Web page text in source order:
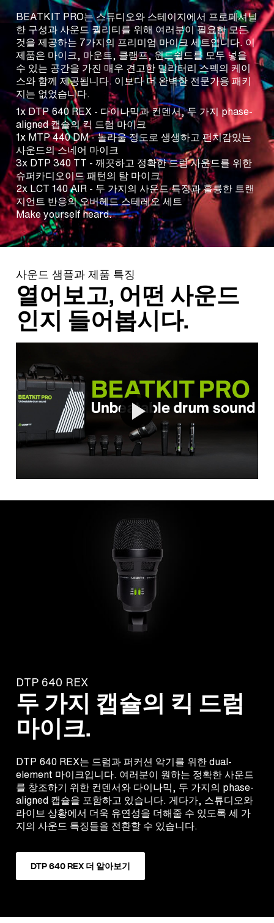
BEATKIT PRO는 스튜디오와 스테이지에서 프로페셔널
한 구성과 사운드 퀄리티를 위해 여러분이 필요한 모든
것을 제공하는 7가지의 프리미엄 마이크 세트입니다. 이
제품은 마이크, 마운트, 클램프, 윈드쉴드를 모두 넣을
수 있는 공간을 가진 매우 견고한 밀리터리 스펙의 케이
스와 함께 제공됩니다. 이보다 더 완벽한 전문가용 패키
지는 없었습니다.
1x DTP 640 REX - 다이나믹과 컨덴서, 두 가지 phase-
aligned 캡슐의 킥 드럼 마이크
1x MTP 440 DM - 놀라울 정도로 생생하고 펀치감있는
사운드의 스네어 마이크
3x DTP 340 TT - 깨끗하고 정확한 드럼 사운드를 위한
슈퍼카디오이드 패턴의 탐 마이크
2x LCT 140 AIR - 두 가지의 사운드 특징과 훌륭한 트랜
지언트 반응의 오버헤드 스테레오 세트
Make yourself heard.
사운드 샘플과 제품 특징
열어보고, 어떤 사운드
인지 들어봅시다.
DTP 640 REX
두 가지 캡슐의 킥 드럼
마이크.
DTP 640 REX는 드럼과 퍼커션 악기를 위한 dual-
element 마이크입니다. 여러분이 원하는 정확한 사운드
를 창조하기 위한 컨덴서와 다이나믹, 두 가지의 phase-
aligned 캡슐을 포함하고 있습니다. 게다가, 스튜디오와
라이브 상황에서 더욱 유연성을 더해줄 수 있도록 세 가
지의 사운드 특징들을 전환할 수 있습니다.
DTP 640 REX 더 알아보기